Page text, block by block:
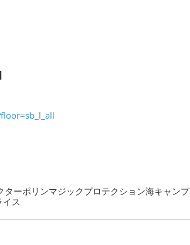
ターポリンマジックプロテクション海キャンプ
ス